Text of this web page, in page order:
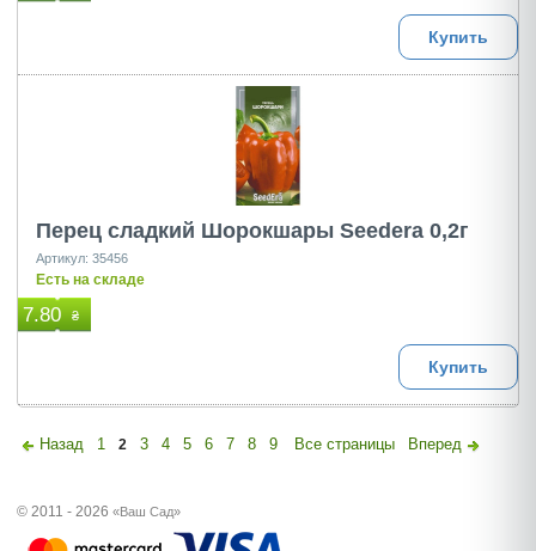
Купить
Перец сладкий Шорокшары Seedera 0,2г
Артикул: 35456
Есть на складе
7.80 ₴
Купить
Назад 1 2 3 4 5 6 7 8 9 Все страницы Вперед
© 2011 - 2026 «Ваш Сад»